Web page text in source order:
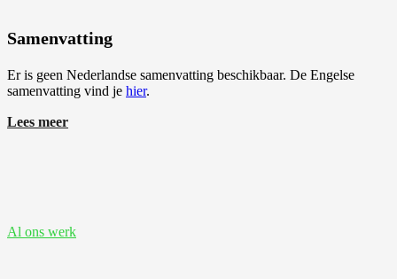
Samenvatting
Er is geen Nederlandse samenvatting beschikbaar. De Engelse
samenvatting vind je hier.
Lees meer
Al ons werk